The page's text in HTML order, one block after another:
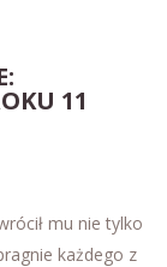
11
mu nie tylko
każdego z